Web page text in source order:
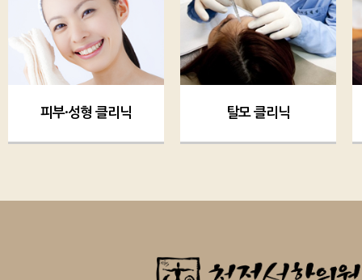
피부·성형 클리닉 탈모 클리닉